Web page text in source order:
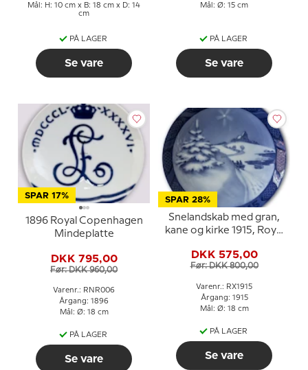
Mål: H: 10 cm x B: 18 cm x D: 14
cm
PÅ LAGER
Se vare
Mål: Ø: 15 cm
PÅ LAGER
Se vare
SPAR 17%
1896 Royal Copenhagen
Mindeplatte
DKK 795,00
Før: DKK 960,00
Varenr.: RNR006
Årgang: 1896
Mål: Ø: 18 cm
PÅ LAGER
Se vare
SPAR 28%
Snelandskab med gran,
kane og kirke 1915, Royal
DKK 575,00
Før: DKK 800,00
Varenr.: RX1915
Årgang: 1915
Mål: Ø: 18 cm
PÅ LAGER
Se vare